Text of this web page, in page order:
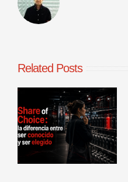
Related Posts
La tienda
habla, aunque
la marca no lo
note